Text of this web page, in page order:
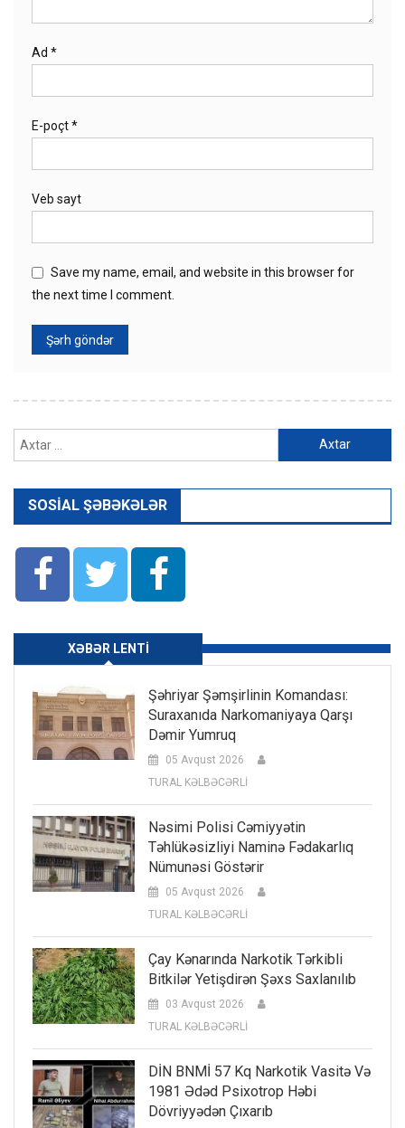
Ad *
E-poçt*
Veb sayt
Save my name, email, and website in this browser for
the next time I comment.
SOSIAL ŞƏBƏKƏLƏR
XƏBƏR LENTI
Şəhriyar Şəmşirlinin Komandası:
Suraxanıda Narkomaniyaya Qarşı
Dəmir Yumruq
05 Avqust 2026
TURAL KƏLBƏCƏRLİ
Nəsimi Polisi Cəmiyyətin
Təhlükəsizliyi Naminə Fədakarlıq
Nümunəsi Göstərir
05 Avqust 2026
TURAL KƏLBƏCƏRLİ
Çay Kənarında Narkotik Tərkibli
Bitkilər Yetişdirən Şəxs Saxlanılıb
03 Avqust 2026
TURAL KƏLBƏCƏRLİ
DİN BNMİ 57 Kq Narkotik Vasitə Və
1981 Ədəd Psixotrop Həbi
Dövriyyədən Çıxarıb